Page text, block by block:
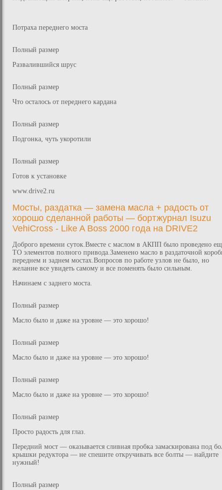
Потраха переднего моста
Полный размер
Развалившийся шрус
Полный размер
Что осталось от переднего кардана
Полный размер
Подгонка, чуть укоротили
Полный размер
Готов к установке
www.drive2.ru
Мосты, раздатка — замена масла + радость от
хорошо сделанной работы — бортжурнал Isuzu
VehiCross - Like A Boss 2000 года на DRIVE2
Доброго времени суток.Вместе с маслом в АКПП было проведено
ТО элементов полного привода.Заменено масло в раздаточной
переднем и заднем мостах.Вопросов по работе узлов не было, но
желание все увидеть самому и все поменять было сильным.
Начинаем с заднего моста.
Полный размер
Масло было и даже на уровне — это хорошо!
Полный размер
Масло было и даже на уровне — это хорошо!
Полный размер
Масло было и даже на уровне — это хорошо!
Полный размер
Просто радость для глаз.
Передний мост — оказывается сливная пробка замаскирована под
крышки редуктора — не спешите откручивать все болты — найдите
нужный!
Полный размер